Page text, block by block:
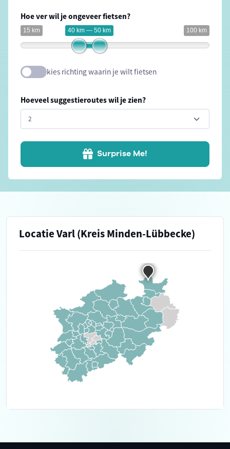
Hoe ver wil je ongeveer fietsen?
15 km 100 km
40 km — 50 km
kies richting waarin je wilt fietsen
Hoeveel suggestieroutes wil je zien?
Surprise Me!
Locatie Varl (Kreis Minden-Lübbecke)